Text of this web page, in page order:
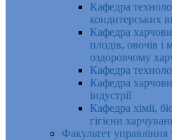
Кафедра
кондитерських
Кафедра
плодів, овочів і
оздоровчому
Кафедра
Кафедра
індустрії
Кафедра хімії,
гігієни
Факультет управління